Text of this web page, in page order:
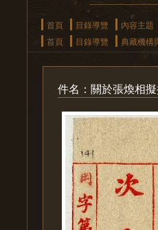
首頁 目錄導覽 內容主題
首頁
目錄導覽 典藏機構
件名：關於張煥相